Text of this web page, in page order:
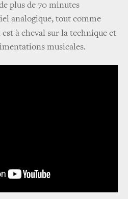
plus de 70 minutes
analogique, tout comme
est à cheval sur la technique et
musicales.